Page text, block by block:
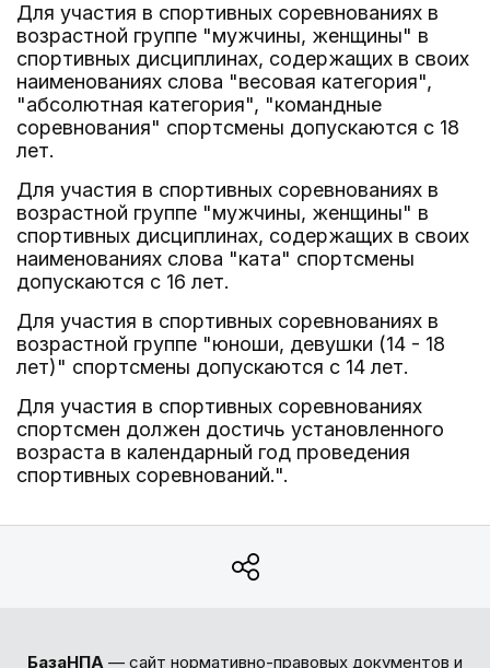
Для участия в спортивных соревнованиях в
возрастной группе "мужчины, женщины" в
спортивных дисциплинах, содержащих в своих
наименованиях слова "весовая категория",
"абсолютная категория", "командные
соревнования" спортсмены допускаются с 18
лет.
Для участия в спортивных соревнованиях в
возрастной группе "мужчины, женщины" в
спортивных дисциплинах, содержащих в своих
наименованиях слова "ката" спортсмены
допускаются с 16 лет.
Для участия в спортивных соревнованиях в
возрастной группе "юноши, девушки (14 - 18
лет)" спортсмены допускаются с 14 лет.
Для участия в спортивных соревнованиях
спортсмен должен достичь установленного
возраста в календарный год проведения
спортивных соревнований.".
БазаНПА — сайт нормативно-правовых документов и